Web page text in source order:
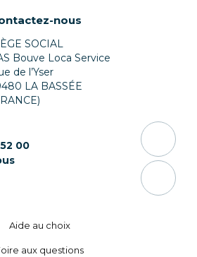
nous
SOCIAL
Bouve Loca Service
de l’Yser
LA BASSÉE
00
Aide au choix
aux questions